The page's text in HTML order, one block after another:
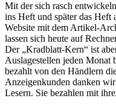
Mit der sich rasch
ins Heft und später das
Website mit dem Artikel-
lassen sich heute auf
Der „Kradblatt-Kern“ ist
Auslagestellen jeden Monat
bezahlt von den Händlern
Anzeigenkunden danken
Lesern. Sie bezahlen mit